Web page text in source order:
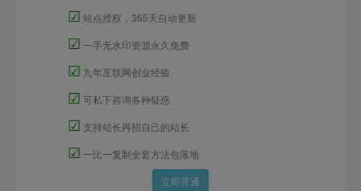
☑ 站点授权，365天自动更新
☑ 一手无水印资源永久免费
☑ 九年互联网创业经验
☑ 可私下咨询各种疑惑
☑ 支持站长再招自己的站长
☑ 一比一复制全套方法包落地
立即开通